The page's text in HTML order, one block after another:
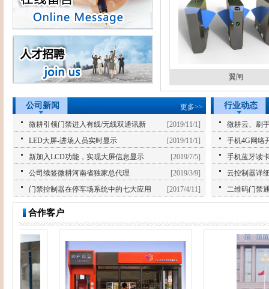
翼闸
公司新闻 更多>>
微耕引领门禁进入有线/无线双通讯新
[2019/11/1]
LED大屏-进场人员实时显示
[2019/11/1]
新加入LCD功能，实现大屏信息显示
[2019/7/5]
公司续签微耕河南省独家总代理
[2019/3/9]
门禁控制器在停车场系统中的七大应用
[2017/4/11]
行业动态
微耕云、刷
手机4G网络
手机蓝牙读
云控制器详
二维码门禁
合作客户